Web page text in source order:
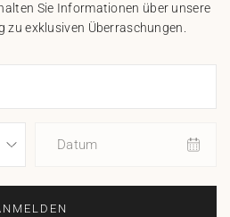
Sie Informationen über unsere
zu exklusiven Überraschungen.
Datum